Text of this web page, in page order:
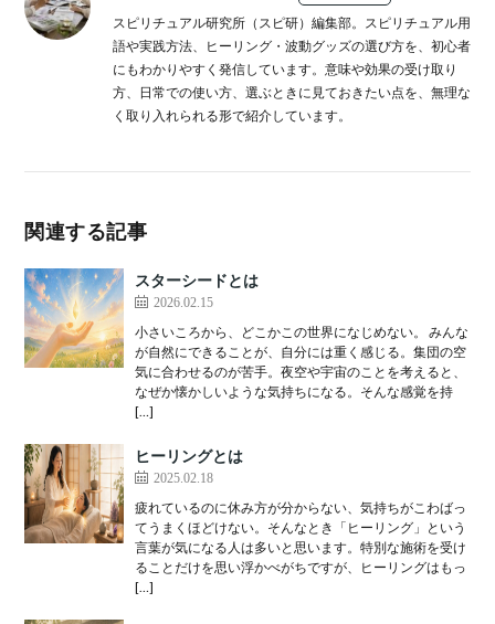
スピリチュアル研究所（スピ研）編集部。スピリチュアル用
語や実践方法、ヒーリング・波動グッズの選び方を、初心者
にもわかりやすく発信しています。意味や効果の受け取り
方、日常での使い方、選ぶときに見ておきたい点を、無理な
く取り入れられる形で紹介しています。
関連する記事
スターシードとは
2026.02.15
小さいころから、どこかこの世界になじめない。 みんな
が自然にできることが、自分には重く感じる。集団の空
気に合わせるのが苦手。夜空や宇宙のことを考えると、
なぜか懐かしいような気持ちになる。そんな感覚を持
[…]
ヒーリングとは
2025.02.18
疲れているのに休み方が分からない、気持ちがこわばっ
てうまくほどけない。そんなとき「ヒーリング」という
言葉が気になる人は多いと思います。特別な施術を受け
ることだけを思い浮かべがちですが、ヒーリングはもっ
[…]